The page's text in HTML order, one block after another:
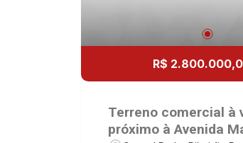
R$
Terreno comercial à
próximo à Avenida